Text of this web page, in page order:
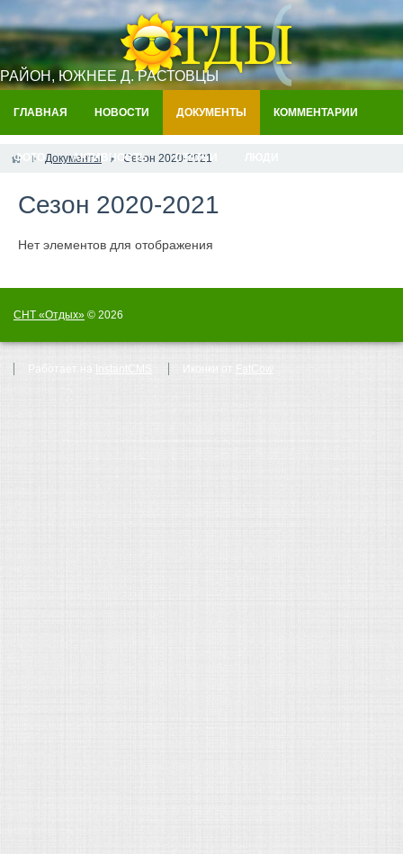
РАЙОН, ЮЖНЕЕ Д. РАСТОВЦЫ
ГЛАВНАЯ НОВОСТИ ДОКУМЕНТЫ КОММЕНТАРИИ
ФОТО АКТИВНОСТЬ СТАТЬИ
Документы Сезон 2020-2021
Сезон 2020-2021
Нет элементов для отображения
СНТ «Отдых» © 2026
Работает на FatCow